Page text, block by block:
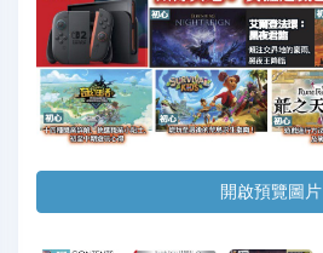
開啟預覽圖片